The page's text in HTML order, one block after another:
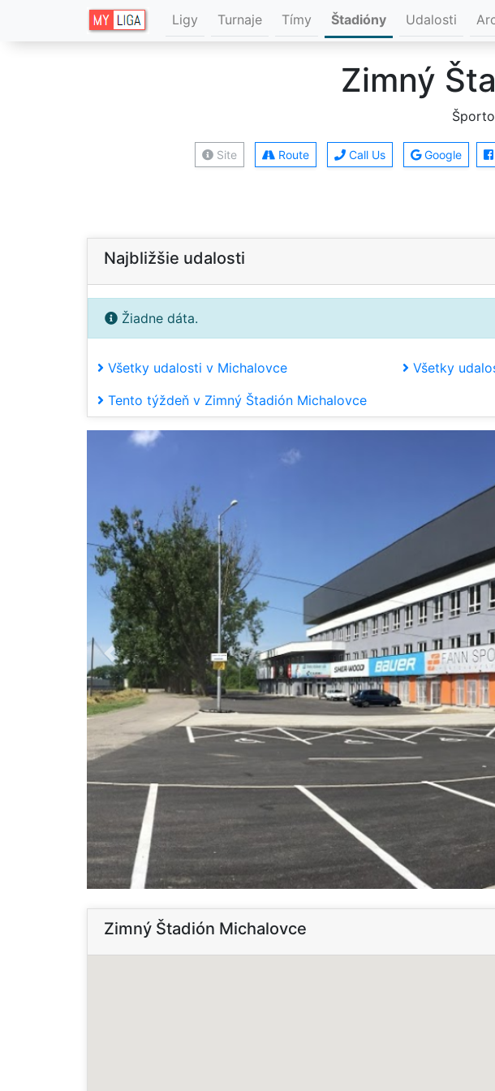
Ligy Turnaje Tímy Štadióny Udalosti
Zimný
Site Route Call Us Google
Najbližšie udalosti
Žiadne dáta.
Všetky udalosti v Michalovce Všetky
Tento týždeň v Zimný Štadión Michalovce
Predchádzajúca
Zimný Štadión Michalovce